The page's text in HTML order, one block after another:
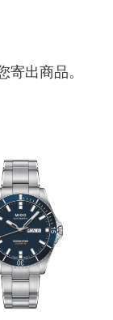
出商品。